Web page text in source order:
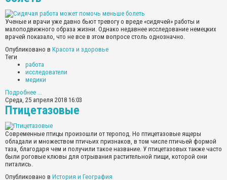
Ученые и врачи уже давно бьют тревогу о вреде «сидячей» работы и
малоподвижного образа жизни. Однако недавнее исследование немецких
врачей показало, что не все в этом вопросе столь однозначно.
Опубликовано в Красота и здоровье
Теги
работа
исследователи
медики
Подробнее ...
Среда, 25 апреля 2018 16:03
Птицетазовые
Современные птицы произошли от теропод. Но птицетазовые ящеры
обладали и множеством птичьих признаков, в том числе птичьей формой
таза, благодаря чем и получили такое название. У птицетазовых также часто
были роговые клювы для отрывания растительной пищи, которой они
питались.
Опубликовано в История и География